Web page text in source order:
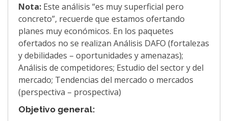
Nota: Este análisis “es muy superficial pero
concreto”, recuerde que estamos ofertando
planes muy económicos. En los paquetes
ofertados no se realizan Análisis DAFO (fortalezas
y debilidades – oportunidades y amenazas);
Análisis de competidores; Estudio del sector y del
mercado; Tendencias del mercado o mercados
(perspectiva – prospectiva)
Objetivo general: